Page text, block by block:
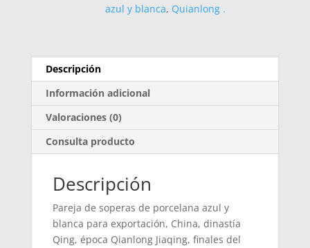
azul y blanca, Quianlong .
Descripción
Información adicional
Valoraciones (0)
Consulta producto
Descripción
Pareja de soperas de porcelana azul y
blanca para exportación, China, dinastía
Qing, época Qianlong Jiaqing, finales del